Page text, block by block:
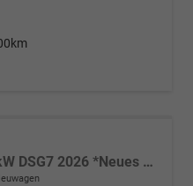
Style 1.5 eTSI 150PS/110kW DSG7 2026 *Neues Modell*